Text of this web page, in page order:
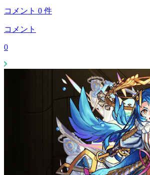
コメント 0 件
コメント
0